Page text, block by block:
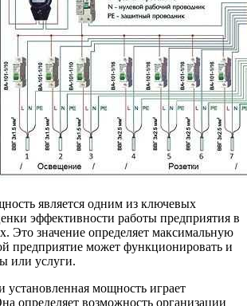
является одним из ключевых
эффективности работы предприятия в
Это значение определяет максимальную
предприятие может функционировать и
или услуги.
мощность играет
определяет возможность организации